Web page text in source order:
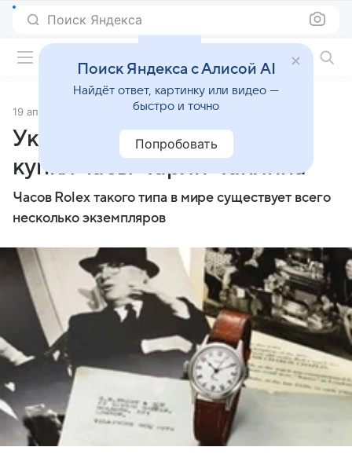
Поиск Яндекса
19 апреля 2013 Источник:Comments.ua
Украинский коллекционер
купил часы Чарли Чаплина
Часов Rolex такого типа в мире существует всего
несколько экземпляров
Поиск Яндекса с Алисой AI
Найдёт ответ, картинку или видео —
быстро и точно
Попробовать